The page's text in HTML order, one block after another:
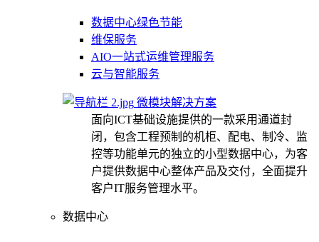
数据中心绿色节能
维保服务
AIO一站式运维管理服务
云与智能服务
微模块解决方案
面向ICT基础设施提供的一款采用通道封
闭，包含工程预制的机柜、配电、制冷、监
控等功能单元的独立的小型数据中心，为客
户提供数据中心整体产品及交付，全面提升
客户IT服务管理水平。
数据中心